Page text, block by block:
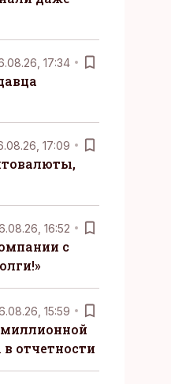
17:34
17:09
16:52
с
15:59
отчетности